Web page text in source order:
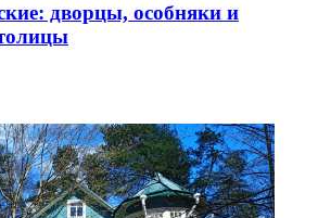
дворцы, особняки и